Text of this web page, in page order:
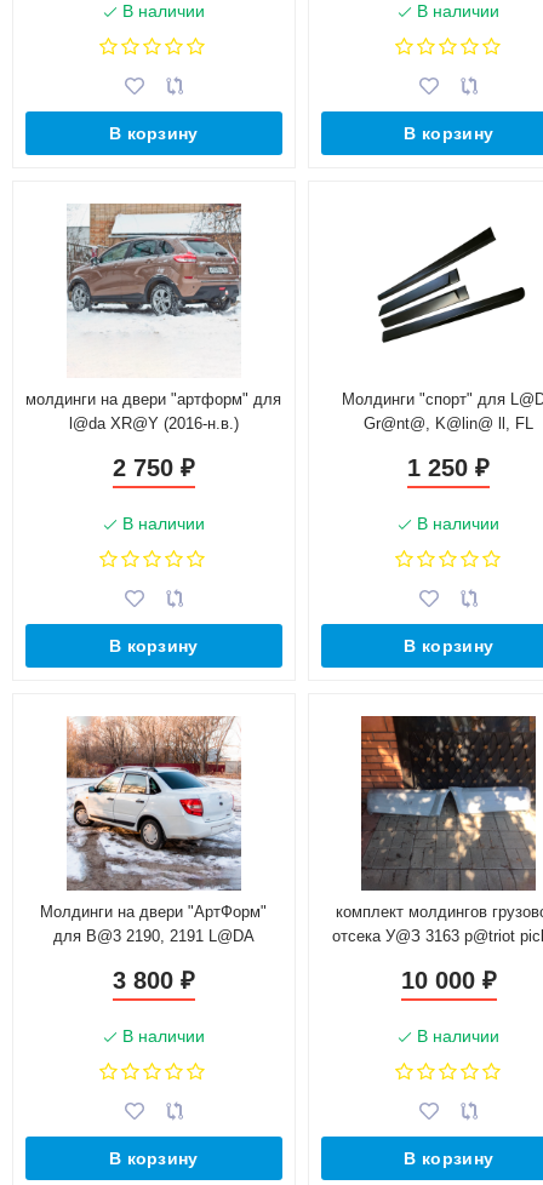
В наличии
В корзину
В наличии
В корзину
молдинги на двери "артформ" для
l@da XR@Y (2016-н.в.)
2 750 ₽
В наличии
В корзину
Молдинги "спорт" для
Gr@nt@, K@lin@ ll, FL
1 250₽
В наличии
В корзину
Молдинги на двери "АртФорм"
для B@3 2190, 2191 L@DA
3 800 ₽
В наличии
В корзину
комплект молдингов
отсека У@З 3163 p@triot
10 000 ₽
В наличии
В корзину